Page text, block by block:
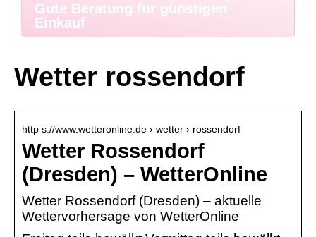
Gute Beratung für günstigen
Einkauf
Wetter rossendorf
http s://www.wetteronline.de › wetter › rossendorf
Wetter Rossendorf
(Dresden) – WetterOnline
Wetter Rossendorf (Dresden) – aktuelle
Wettervorhersage von WetterOnline